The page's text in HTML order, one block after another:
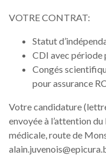
VOTRE CONTRAT:
Statut
CDI avec période
Congés
pour assurance
Votre candidature
envoyée à l’attention
médicale, route de